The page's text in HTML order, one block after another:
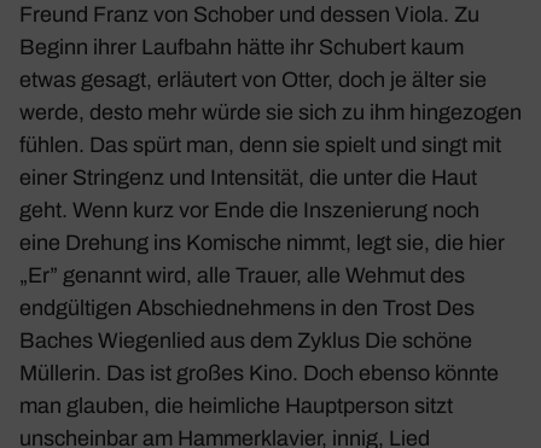
Freund Franz von Schober und dessen Viola. Zu
Beginn ihrer Lauf­bahn hätte ihr Schu­bert kaum
etwas gesagt, erläu­tert von Otter, doch je älter sie
werde, desto mehr würde sie sich zu ihm hinge­zogen
fühlen. Das spürt man, denn sie spielt und singt mit
einer Strin­genz und Inten­sität, die unter die Haut
geht. Wenn kurz vor Ende die Insze­nie­rung noch
eine Drehung ins Komi­sche nimmt, legt sie, die hier
„Er” genannt wird, alle Trauer, alle Wehmut des
endgül­tigen Abschied­neh­mens in den Trost Des
Baches Wiegen­lied aus dem Zyklus Die schöne
Müllerin. Das ist großes Kino. Doch ebenso könnte
man glauben, die heim­liche Haupt­person sitzt
unscheinbar am Hammer­kla­vier, innig, Lied